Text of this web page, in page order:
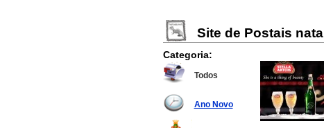
Site de Postais natal
Categoria:
Todos
Ano Novo